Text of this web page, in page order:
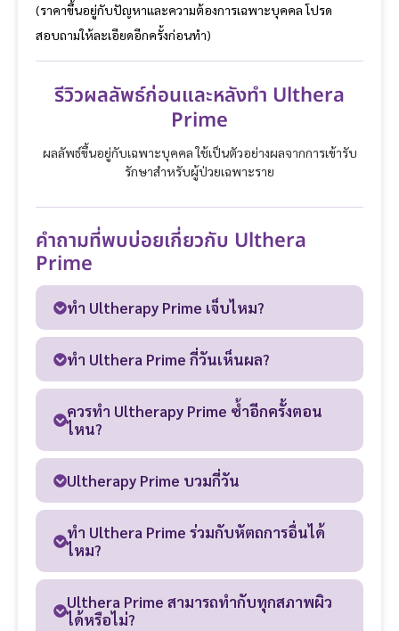
(ราคาขึ้นอยู่กับปัญหาและความต้องการเฉพาะบุคคล โปรด
สอบถามให้ละเอียดอีกครั้งก่อนทำ)
รีวิวผลลัพธ์ก่อนและหลังทำ Ulthera
Prime
ผลลัพธ์ขึ้นอยู่กับเฉพาะบุคคล ใช้เป็นตัวอย่างผลจากการเข้ารับ
รักษาสำหรับผู้ป่วยเฉพาะราย
คำถามที่พบบ่อยเกี่ยวกับ Ulthera
Prime
ทำ Ultherapy Prime เจ็บไหม?
ทำ Ulthera Prime กี่วันเห็นผล?
ควรทำ Ultherapy Prime ซ้ำอีกครั้งตอน
ไหน?
Ultherapy Prime บวมกี่วัน
ทำ Ulthera Prime ร่วมกับหัตถการอื่นได้
ไหม?
Ulthera Prime สามารถทำกับทุกสภาพผิว
ได้หรือไม่?